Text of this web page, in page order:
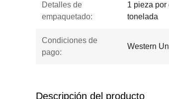
Detalles de
empaquetado:
1 pieza
tonelada
Condiciones de
pago:
Western
Descripción del producto